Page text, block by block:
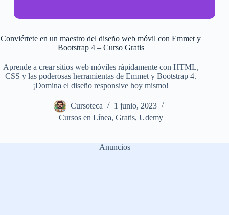
Conviértete en un maestro del diseño web móvil con Emmet y
Bootstrap 4 – Curso Gratis
Aprende a crear sitios web móviles rápidamente con HTML,
CSS y las poderosas herramientas de Emmet y Bootstrap 4.
¡Domina el diseño responsive hoy mismo!
Cursoteca
1 junio, 2023
Cursos en Línea,Gratis,Udemy
Anuncios